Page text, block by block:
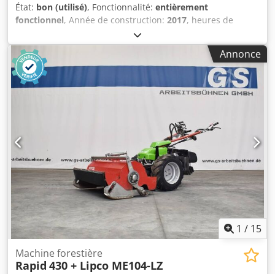
État: bon (utilisé), Fonctionnalité: entièrement
fonctionnel, Année de construction: 2017, heures de
, À vendre, une grue à câble
d’occasion Mounty 4000 (« récolteuse de montagne »),
conçue par Konrad Forsttechnik GmbH pour une utilisation
en sylviculture, permettant de travailler en montée et en
descente. ROULEMENTS DE LA COURONNE ROTATIVE +
TUYAUX DE LA GRUE remplacés en janvier 2025 ! Année de
tête de coupe à processeur Woody 61 (avec scie à
tronçonnage) Chariot mobile : Liftliner LL-40-01 Véhicule
porteur : Mercedes Peut être inspecté à tout moment
pendant son utilisation. Particularités : Idéal pour les
terrains en pente et les terrains difficiles ! Construction
très robuste pour une utilisation intensive en sylviculture.
Entretien régulier – prêt à l’emploi immédiatement ! État :
En parfait état technique et esthétique Prêt à l’emploi,
sans nécessiter d’entretien.
Annonce
1 / 15
Machine forestière
Rapid 430 + Lipco ME104-LZ